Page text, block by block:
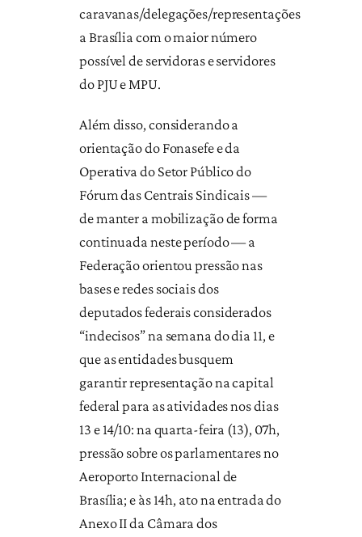
caravanas/delegações/representações
a Brasília com o maior número
possível de servidoras e servidores
do PJU e MPU.
Além disso, considerando a
orientação do Fonasefe e da
Operativa do Setor Público do
Fórum das Centrais Sindicais —
de manter a mobilização de forma
continuada neste período — a
Federação orientou pressão nas
bases e redes sociais dos
deputados federais considerados
“indecisos” na semana do dia 11, e
que as entidades busquem
garantir representação na capital
federal para as atividades nos dias
13 e 14/10: na quarta-feira (13), 07h,
pressão sobre os parlamentares no
Aeroporto Internacional de
Brasília; e às 14h, ato na entrada do
Anexo II da Câmara dos